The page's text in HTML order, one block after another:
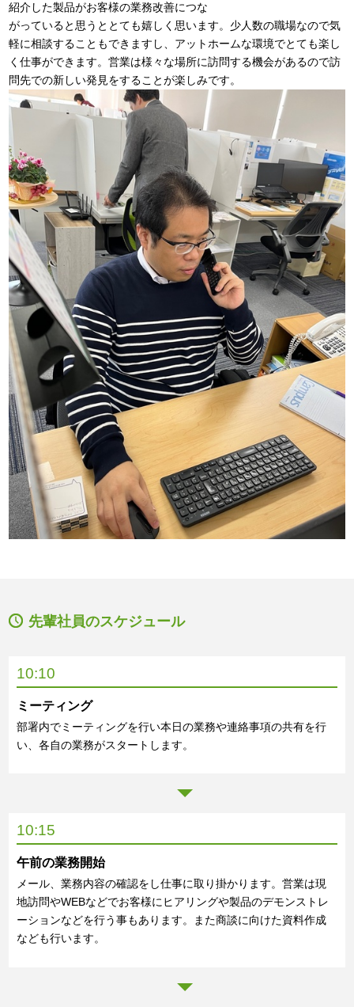
紹介した製品がお客様の業務改善につな
がっていると思うととても嬉しく思います。少人数の職場なので気
軽に相談することもできますし、アットホームな環境でとても楽し
く仕事ができます。営業は様々な場所に訪問する機会があるので訪
問先での新しい発見をすることが楽しみです。
先輩社員のスケジュール
10:10
ミーティング
部署内でミーティングを行い本日の業務や連絡事項の共有を行
い、各自の業務がスタートします。
10:15
午前の業務開始
メール、業務内容の確認をし仕事に取り掛かります。営業は現
地訪問やWEBなどでお客様にヒアリングや製品のデモンストレ
ーションなどを行う事もあります。また商談に向けた資料作成
なども行います。